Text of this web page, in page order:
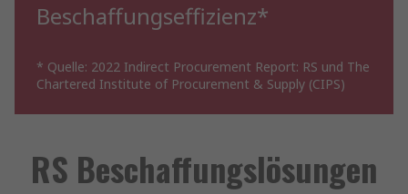
Beschaffungseffizienz*
* Quelle: 2022 Indirect Procurement Report: RS und The
Chartered Institute of Procurement & Supply (CIPS)
RS Beschaffungslösungen